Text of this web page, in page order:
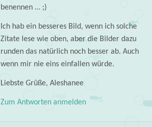
benennen … ;)
Ich hab ein besseres Bild, wenn ich solche
Zitate lese wie oben, aber die Bilder dazu
runden das natürlich noch besser ab. Auch
wenn mir nie eins einfallen würde.
Liebste Grüße, Aleshanee
Zum Antworten anmelden